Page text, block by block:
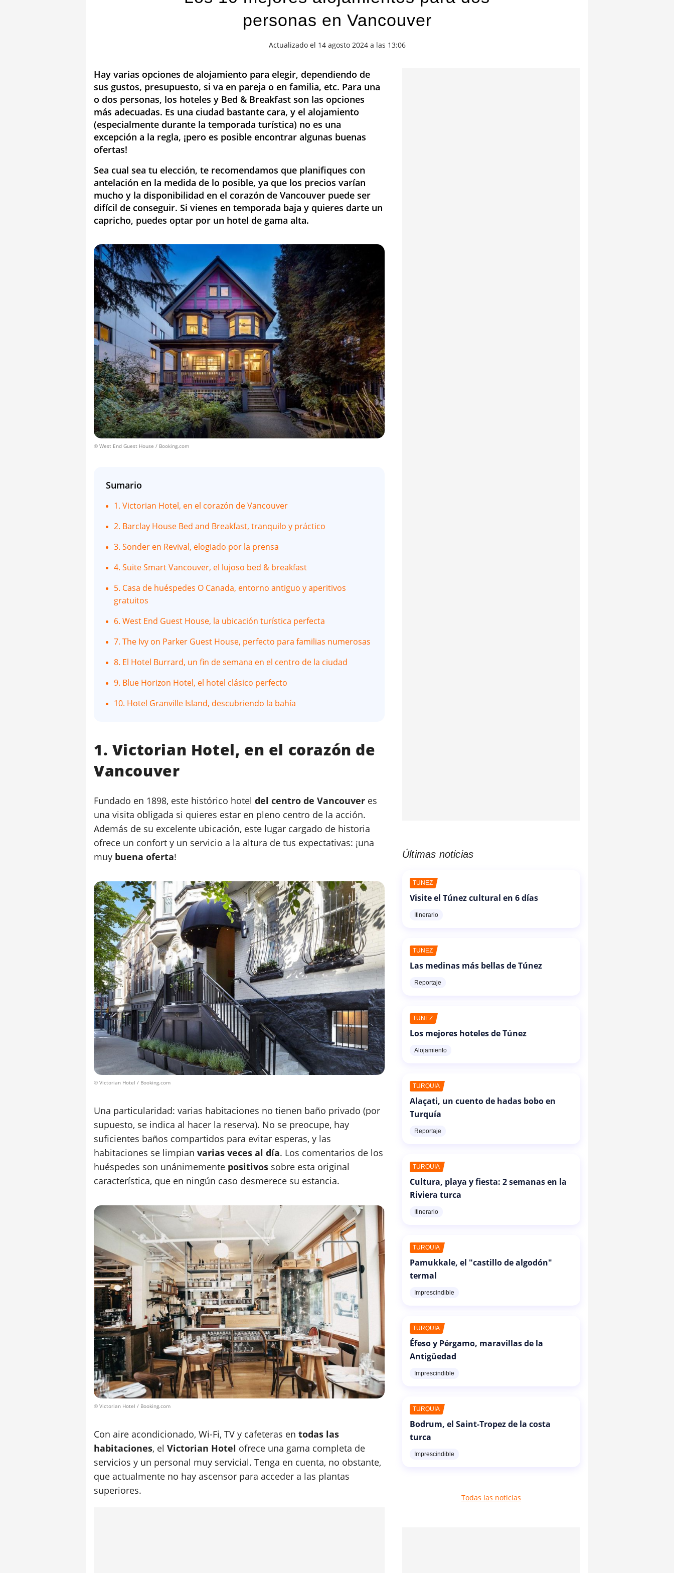
personas en Vancouver
Actualizado el 14 agosto 2024 a las 13:06
Hay varias opciones de alojamiento para elegir, dependiendo de
sus gustos, presupuesto, si va en pareja o en familia, etc. Para una
o dos personas, los hoteles y Bed & Breakfast son las opciones
más adecuadas. Es una ciudad bastante cara, y el alojamiento
(especialmente durante la temporada turística) no es una
excepción a la regla, ¡pero es posible encontrar algunas buenas
ofertas!
Sea cual sea tu elección, te recomendamos que planifiques con
antelación en la medida de lo posible, ya que los precios varían
mucho y la disponibilidad en el corazón de Vancouver puede ser
difícil de conseguir. Si vienes en temporada baja y quieres darte un
capricho, puedes optar por un hotel de gama alta.
© West End Guest House / Booking.com
Sumario
1. Victorian Hotel, en el corazón de Vancouver
2. Barclay House Bed and Breakfast, tranquilo y práctico
3. Sonder en Revival, elogiado por la prensa
4. Suite Smart Vancouver, el lujoso bed & breakfast
5. Casa de huéspedes O Canada, entorno antiguo y aperitivos
gratuitos
6. West End Guest House, la ubicación turística perfecta
7. The Ivy on Parker Guest House, perfecto para familias numerosas
8. El Hotel Burrard, un fin de semana en el centro de la ciudad
9. Blue Horizon Hotel, el hotel clásico perfecto
10. Hotel Granville Island, descubriendo la bahía
1. Victorian Hotel, en el corazón de
Vancouver
Fundado en 1898, este histórico hotel del centro de Vancouver es
una visita obligada si quieres estar en pleno centro de la acción.
Además de su excelente ubicación, este lugar cargado de historia
ofrece un confort y un servicio a la altura de tus expectativas: ¡una
muy buena oferta!
© Victorian Hotel / Booking.com
Una particularidad: varias habitaciones no tienen baño privado (por
supuesto, se indica al hacer la reserva). No se preocupe, hay
suficientes baños compartidos para evitar esperas, y las
habitaciones se limpian varias veces al día. Los comentarios de los
huéspedes son unánimemente positivos sobre esta original
característica, que en ningún caso desmerece su estancia.
© Victorian Hotel / Booking.com
Con aire acondicionado, Wi-Fi, TV y cafeteras en todas las
habitaciones, el Victorian Hotel ofrece una gama completa de
servicios y un personal muy servicial. Tenga en cuenta, no obstante,
que actualmente no hay ascensor para acceder a las plantas
superiores.
Últimas noticias
TÚNEZ
Visite el Túnez cultural en 6 días
Itinerario
TÚNEZ
Las medinas más bellas de Túnez
Reportaje
TÚNEZ
Los mejores hoteles de Túnez
Alojamiento
TURQUÍA
Alaçati, un cuento de hadas bobo en
Turquía
Reportaje
TURQUÍA
Cultura, playa y fiesta: 2 semanas en la
Riviera turca
Itinerario
TURQUÍA
Pamukkale, el "castillo de algodón"
termal
Imprescindible
TURQUÍA
Éfeso y Pérgamo, maravillas de la
Antigüedad
Imprescindible
TURQUÍA
Bodrum, el Saint-Tropez de la costa
turca
Imprescindible
Todas las noticias